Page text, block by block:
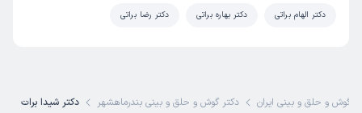
دکتر الهام براتی دکتر بهاره براتی دکتر رضا براتی
گوش و حلق و بینی ایران دکتر گوش و حلق و بینی بندرماهشهر دکتر شیدا برات